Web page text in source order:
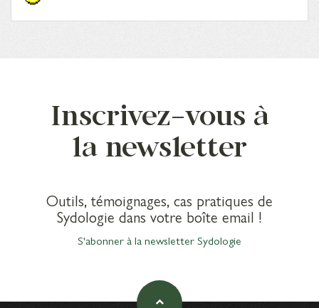
Inscrivez-vous à
la newsletter
Outils, témoignages, cas pratiques de
Sydologie dans votre boîte email !
S'abonner à la newsletter Sydologie